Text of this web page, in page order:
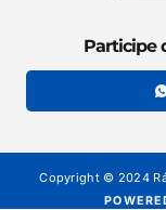
Participe
Copyright © 2024